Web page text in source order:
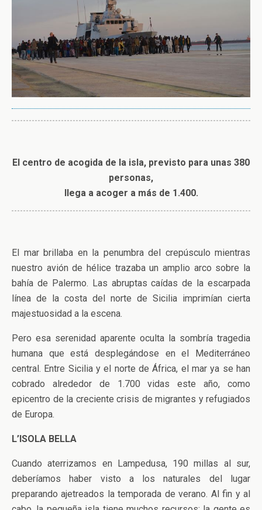
El centro de acogida de la isla, previsto para unas 380
personas,
llega a acoger a más de 1.400.
El mar brillaba en la penumbra del crepúsculo mientras
nuestro avión de hélice trazaba un amplio arco sobre la
bahía de Palermo. Las abruptas caídas de la escarpada
línea de la costa del norte de Sicilia imprimían cierta
majestuosidad a la escena.
Pero esa serenidad aparente oculta la sombría tragedia
humana que está desplegándose en el Mediterráneo
central. Entre Sicilia y el norte de África, el mar ya se han
cobrado alrededor de 1.700 vidas este año, como
epicentro de la creciente crisis de migrantes y refugiados
de Europa.
L’ISOLA BELLA
Cuando aterrizamos en Lampedusa, 190 millas al sur,
deberíamos haber visto a los naturales del lugar
preparando ajetreados la temporada de verano. Al fin y al